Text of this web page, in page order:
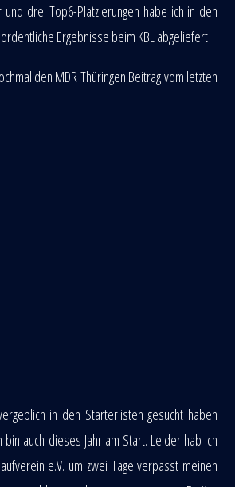
drei Top6-Platzierungen habe ich in den
Ergebnisse beim KBL abgeliefert
den MDR Thüringen Beitrag vom letzten
in den Starterlisten gesucht haben
bin auch dieses Jahr am Start. Leider hab ich
e.V. um zwei Tage verpasst meinen